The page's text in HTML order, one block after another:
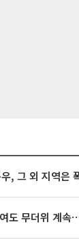
, 그 외 지역은
도 무더위 계속